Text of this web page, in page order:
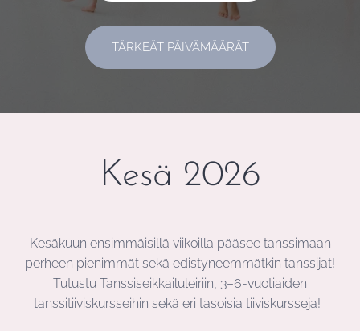
TÄRKEÄT PÄIVÄMÄÄRÄT
Kesä 2026
Kesäkuun ensimmäisillä viikoilla pääsee tanssimaan
perheen pienimmät sekä edistyneemmätkin tanssijat!
Tutustu Tanssiseikkailuleiriin, 3–6-vuotiaiden
tanssitiiviskursseihin sekä eri tasoisia tiiviskursseja!